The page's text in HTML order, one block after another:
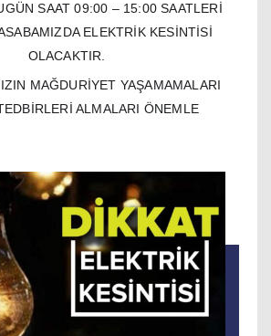
SAAT 09:00 – 15:00 SAATLERİ
ELEKTRİK KESİNTİSİ
OLACAKTIR.
MAĞDURİYET YAŞAMAMALARI
ALMALARI ÖNEMLE